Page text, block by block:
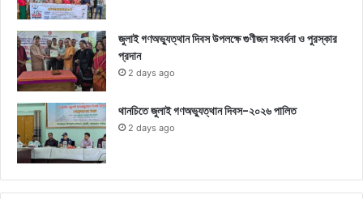
জুলাই গণঅভ্যুত্থান দিবস উপলক্ষে গুণীজন সংবর্ধনা ও পুরস্কার
প্রদান
2 days ago
থানচিতে জুলাই গণঅভ্যুত্থান দিবস-২০২৬ পালিত
2 days ago